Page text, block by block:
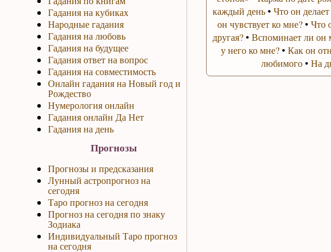
Гадания на кубиках
Народные гадания
Гадания на любовь
Гадания на будущее
Гадания ответ на вопрос
Гадания на совместимость
Онлайн гадания на Новый год и
Рождество
Нумерология онлайн
Гадания онлайн Да Нет
Гадания на день
Прогнозы
Прогнозы и предсказания
Лунный астропрогноз на
сегодня
Таро прогноз на сегодня
Прогноз на сегодня по знаку
Зодиака
Индивидуальный Таро прогноз
на сегодня
каждый день• Что он делает
он чувствует ко мне?• Что
другая?• Вспоминает ли он
у него ко мне?• Как он
любимого• На